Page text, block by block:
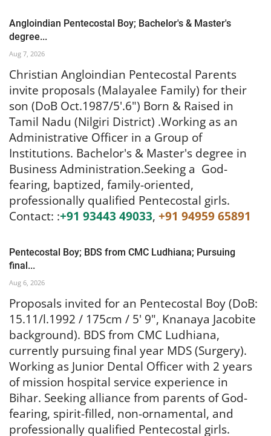
degree...
Aug 7, 2026
invite proposals (Malayalee Family)for their
son (DoB Oct.1987/5'.6") Born & Raised in
Tamil Nadu (Nilgiri District) .Working as an
Administrative Officer in a Group of
Institutions. Bachelor's & Master's degree in
Business Administration.Seeking aGod-
fearing, baptized, family-oriented,
professionally qualifiedPentecostal girls.
Contact: :+91 93443 49033,+91 94959 65891
final...
15.11/l.1992 / 175cm / 5' 9", Knanaya Jacobite
background). BDS from CMC Ludhiana,
currently pursuing final year MDS (Surgery).
Working as Junior Dental Officer with 2 years
of mission hospital service experience in
Bihar. Seeking alliance from parents of God-
fearing, spirit-filled, non-ornamental, and
professionally qualified Pentecostal girls.